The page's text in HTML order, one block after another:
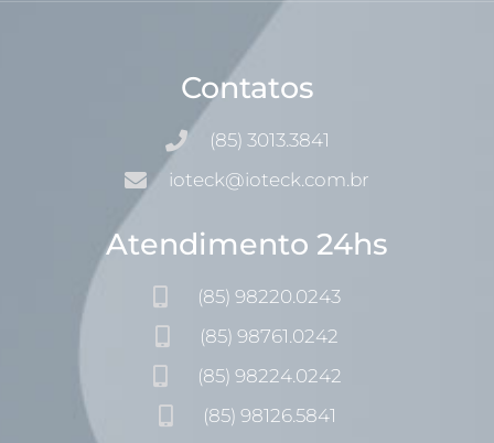
Contatos
(85) 3013.3841
ioteck@ioteck.com.br
Atendimento 24hs
(85) 98220.0243
(85) 98761.0242
(85) 98224.0242
(85) 98126.5841